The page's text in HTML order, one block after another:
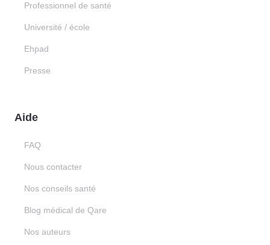
Professionnel de santé
Université / école
Ehpad
Presse
Aide
FAQ
Nous contacter
Nos conseils santé
Blog médical de Qare
Nos auteurs